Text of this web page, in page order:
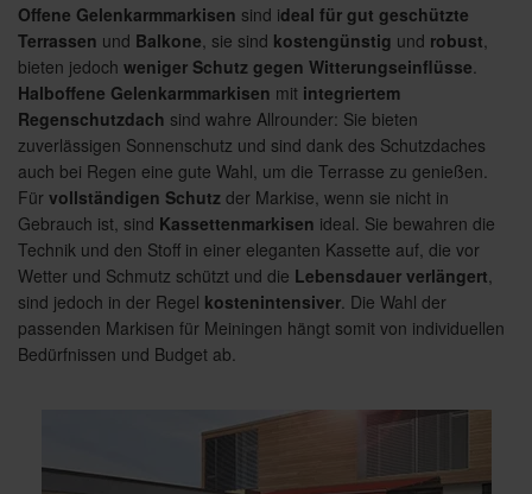
Offene Gelenkarmmarkisen sind ideal für gut geschützte
Terrassen und Balkone , sie sind kostengünstig und robust
bieten jedoch weniger Schutz gegen Witterungseinflüsse
Halboffene Gelenkarmmarkisen mit integriertem
Regenschutzdach sind wahre Allrounder: Sie bieten
zuverlässigen Sonnenschutz und sind dank des Schutzdaches
auch bei Regen eine gute Wahl, um die Terrasse zu genießen.
Für vollständigen Schutz der Markise, wenn sie nicht in
Gebrauch ist, sind Kassettenmarkisen ideal. Sie bewahren die
Technik und den Stoff in einer eleganten Kassette auf, die vor
Wetter und Schmutz schützt und die Lebensdauer verlängert
sind jedoch in der Regel kostenintensiver . Die Wahl der
passenden Markisen für Meiningen hängt somit von individuellen
Bedürfnissen und Budget ab.